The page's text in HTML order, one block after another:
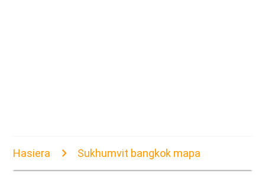
Hasiera Sukhumvit bangkok mapa